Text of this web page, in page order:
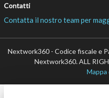
Contatti
Contatta il nostro team per
Nextwork360 - Codice fiscale e
Nextwork360. ALL
Mappa